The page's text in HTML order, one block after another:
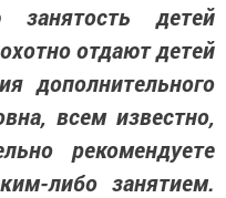
детей
отдают детей
дополнительного
всем известно,
рекомендуете
либо занятием.